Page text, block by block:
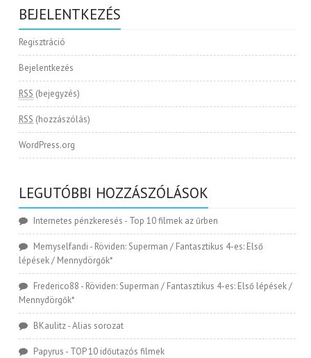
BEJELENTKEZÉS
Regisztráció
Bejelentkezés
RSS (bejegyzés)
RSS (hozzászólás)
WordPress.org
LEGUTÓBBI HOZZÁSZÓLÁSOK
Internetes pénzkeresés - Top 10 filmek az űrben
Memyselfandi - Röviden: Superman / Fantasztikus 4-es: Első
lépések / Mennydörgők*
Frederico88 - Röviden: Superman / Fantasztikus 4-es: Első lépések /
Mennydörgők*
BKaulitz-Alias sorozat
Papyrus - TOP 10 időutazós filmek